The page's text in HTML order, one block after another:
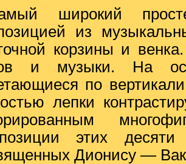
широкий
из
корзины и
и музыки. На
по
лепки
этих
Дионису —